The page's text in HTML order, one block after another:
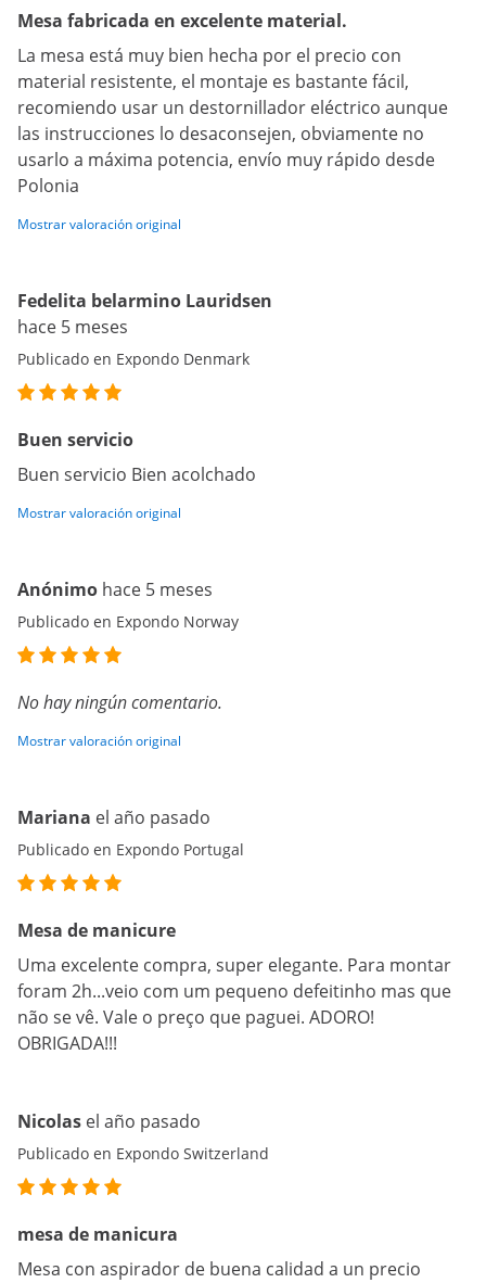
Mesa fabricada en excelente material.
La mesa está muy bien hecha por el precio con
material resistente, el montaje es bastante fácil,
recomiendo usar un destornillador eléctrico aunque
las instrucciones lo desaconsejen, obviamente no
usarlo a máxima potencia, envío muy rápido desde
Polonia
Mostrar valoración original
Fedelita belarmino Lauridsen
hace 5 meses
Publicado en Expondo Denmark
Buen servicio
Buen servicio Bien acolchado
Mostrar valoración original
Anónimo hace 5 meses
Publicado en Expondo Norway
No hay ningún comentario.
Mostrar valoración original
Mariana el año pasado
Publicado en Expondo Portugal
Mesa de manicure
Uma excelente compra, super elegante. Para montar
foram 2h...veio com um pequeno defeitinho mas que
não se vê. Vale o preço que paguei. ADORO!
OBRIGADA!!!
Nicolas el año pasado
Publicado en Expondo Switzerland
mesa de manicura
Mesa con aspirador de buena calidad a un precio